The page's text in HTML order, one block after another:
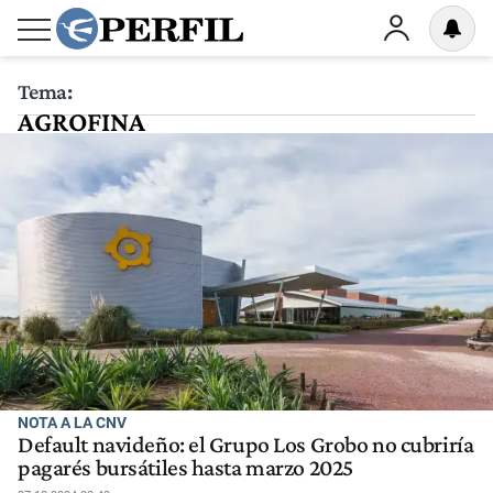
Tema:
AGROFINA
NOTA A LA CNV
Default navideño: el Grupo Los Grobo no cubriría
pagarés bursátiles hasta marzo 2025